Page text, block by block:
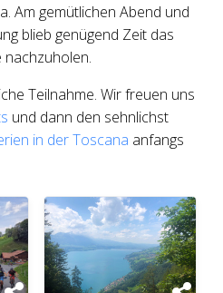
Am gemütlichen Abend und
blieb genügend Zeit das
Teilnahme. Wir freuen uns
und dann den sehnlichst
in der Toscana anfangs